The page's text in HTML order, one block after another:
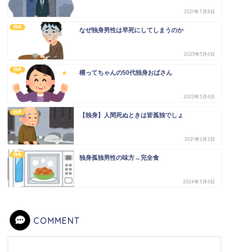
2021年7月8日
独身 なぜ独身男性は早死にしてしまうのか
2023年3月6日
独身 構ってちゃんの50代独身おばさん
2022年5月6日
独身 【独身】人間死ぬときは皆孤独でしょ
2021年2月2日
独身 独身孤独男性の味方→完全食
2024年5月6日
COMMENT